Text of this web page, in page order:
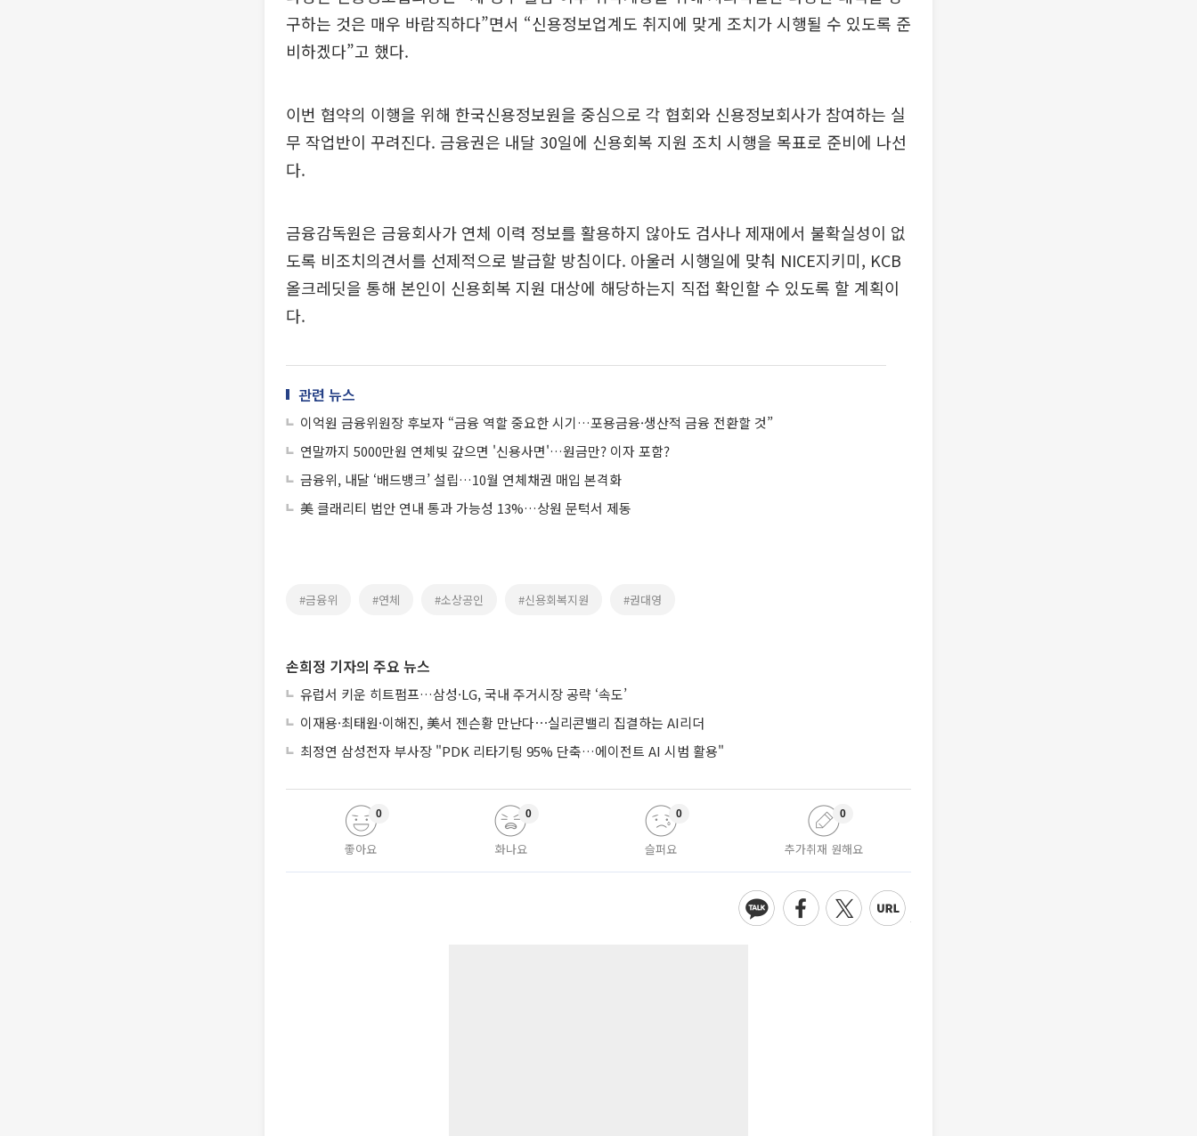
구하는 것은 매우 바람직하다”면서 “신용정보업계도 취지에 맞게 조치가 시행될 수 있도록 준
비하겠다”고 했다.
이번 협약의 이행을 위해 한국신용정보원을 중심으로 각 협회와 신용정보회사가 참여하는 실
무 작업반이 꾸려진다. 금융권은 내달 30일에 신용회복 지원 조치 시행을 목표로 준비에 나선
다.
금융감독원은 금융회사가 연체 이력 정보를 활용하지 않아도 검사나 제재에서 불확실성이 없
도록 비조치의견서를 선제적으로 발급할 방침이다. 아울러 시행일에 맞춰 NICE지키미, KCB
올크레딧을 통해 본인이 신용회복 지원 대상에 해당하는지 직접 확인할 수 있도록 할 계획이
다.
관련 뉴스
이억원 금융위원장 후보자 “금융 역할 중요한 시기…포용금융·생산적 금융 전환할 것”
연말까지 5000만원 연체빚 갚으면 '신용사면'…원금만? 이자 포함?
금융위, 내달 ‘배드뱅크’ 설립…10월 연체채권 매입 본격화
美 클래리티 법안 연내 통과 가능성 13%…상원 문턱서 제동
#금융위 #연체 #소상공인 #신용회복지원 #권대영
손희정 기자의 주요 뉴스
유럽서 키운 히트펌프…삼성·LG, 국내 주거시장 공략 ‘속도’
이재용·최태원·이해진, 美서 젠슨황 만난다⋯실리콘밸리 집결하는 AI리더
최정연 삼성전자 부사장 "PDK 리타기팅 95% 단축…에이전트 AI 시범 활용"
좋아요
0
화나요
0
슬퍼요
0
추가취재 원해요
0